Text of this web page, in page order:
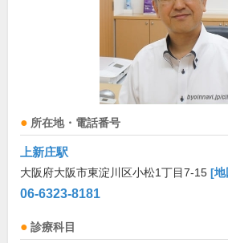
所在地・電話番号
上新庄駅
大阪府大阪市東淀川区小松1丁目7-15 [地
06-6323-8181
診療科目